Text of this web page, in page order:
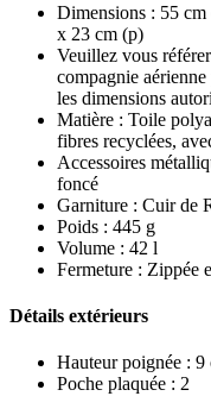
Dimensions : 55 cm
x 23 cm (p)
Veuillez vous
compagnie
les dimensions
Matière : Toile
fibres recyclées,
Accessoires
foncé
Garniture : Cuir de
Poids : 445 g
Volume : 42 l
Fermeture : Zippée
Détails extérieurs
Hauteur poignée : 9
Poche plaquée : 2